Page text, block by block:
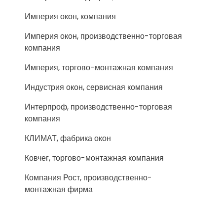
Империя окон, компания
Империя окон, производственно-торговая
компания
Империя, торгово-монтажная компания
Индустрия окон, сервисная компания
Интерпроф, производственно-торговая
компания
КЛИМАТ, фабрика окон
Ковчег, торгово-монтажная компания
Компания Рост, производственно-
монтажная фирма